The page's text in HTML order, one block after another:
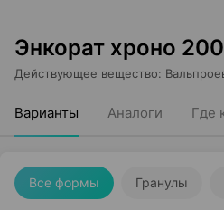
Энкорат хроно
Действующее вещество:
Варианты Аналоги Где
Все формы Гранулы